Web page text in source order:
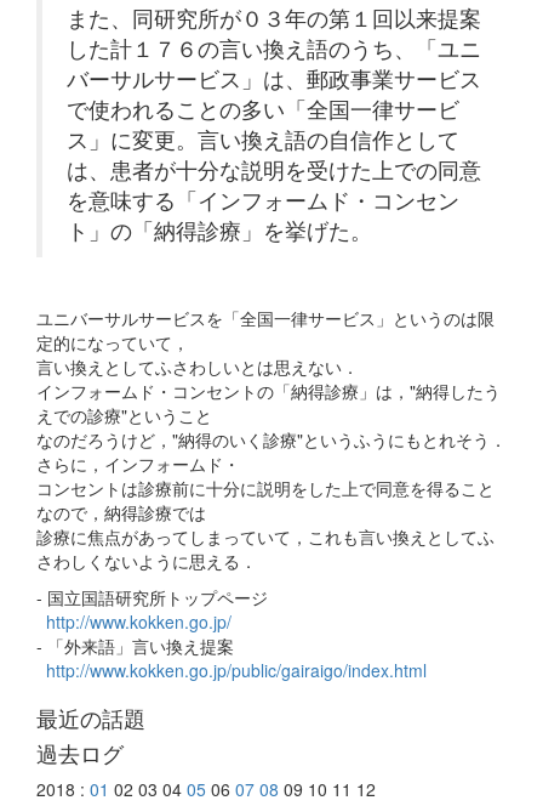
また、同研究所が０３年の第１回以来提案
した計１７６の言い換え語のうち、「ユニ
バーサルサービス」は、郵政事業サービス
で使われることの多い「全国一律サービ
ス」に変更。言い換え語の自信作として
は、患者が十分な説明を受けた上での同意
を意味する「インフォームド・コンセン
ト」の「納得診療」を挙げた。
ユニバーサルサービスを「全国一律サービス」というのは限
定的になっていて，
言い換えとしてふさわしいとは思えない．
インフォームド・コンセントの「納得診療」は，"納得したう
えでの診療"ということ
なのだろうけど，"納得のいく診療"というふうにもとれそう．
さらに，インフォームド・
コンセントは診療前に十分に説明をした上で同意を得ること
なので，納得診療では
診療に焦点があってしまっていて，これも言い換えとしてふ
さわしくないように思える．
- 国立国語研究所トップページ
http://www.kokken.go.jp/
- 「外来語」言い換え提案
http://www.kokken.go.jp/public/gairaigo/index.html
最近の話題
過去ログ
2018 : 01 02 03 04 05 06 07 08 09 10 11 12